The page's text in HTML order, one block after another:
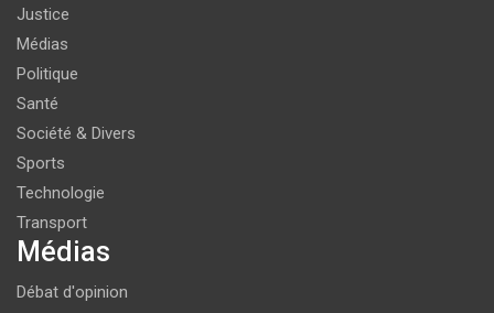
Justice
Médias
Politique
Santé
Société & Divers
Sports
Technologie
Transport
Médias
Débat d'opinion